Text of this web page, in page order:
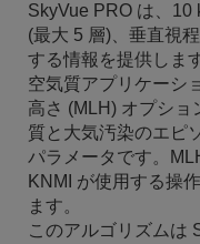
SkyVue PRO は、10
(最大 5 層)、垂直視
する情報を提供しま
空気質アプリケーシ
高さ (MLH) オプシ
質と大気汚染のエピ
パラメータです。
KNMI が使用する操
ます。
このアルゴリズムは